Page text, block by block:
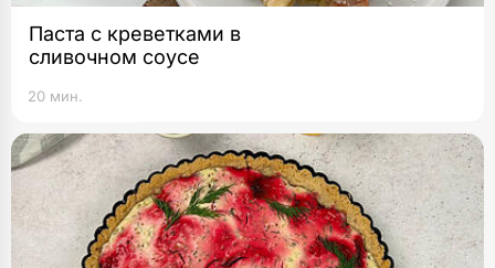
Паста с креветками в
сливочном соусе
20 мин.